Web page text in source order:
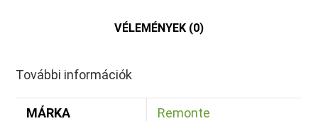
VÉLEMÉNYEK (0)
További információk
MÁRKA Remonte